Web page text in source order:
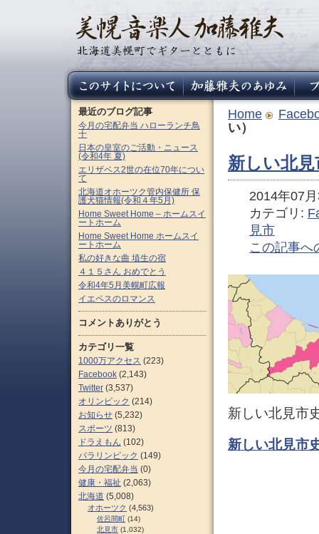
Home
い）
新しい北
2014年07
カテゴリ:
見市
この記事へ
新しい北見市
新しい北見市
最近のブログ記事
今月の宅配弁当 ハローランチ鳥
十
日本の皇室のご活動・ニュース
(令和4年 夏)
エリザベス2世の在位70年につい
て
北海道オホーツク管内保健所 保
護犬猫情報(令和４年5月)
Home Sweet Home – ホームスイ
ートホーム
Home Sweet Home ホームスイ
ートホーム
私の好きな曲 埴生の宿
４１５さん おめでとう
令和4年5月美幌町広報
イエペスのロマンス
コメントありがとう
カテゴリ一覧
1000万アクセス (223)
Facebook (2,143)
Twitter (3,537)
オリンピック (214)
お知らせ (5,232)
スポーツ (813)
ドラえもん (102)
パラリンピック (149)
今月の宅配弁当 (0)
健康・福祉 (2,063)
北海道 (5,008)
オホーツク (4,563)
佐呂間町 (14)
北見市 (1,032)